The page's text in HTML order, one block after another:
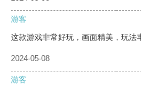
游客
这款游戏非常好玩，画面精美，玩法
2024-05-08
游客